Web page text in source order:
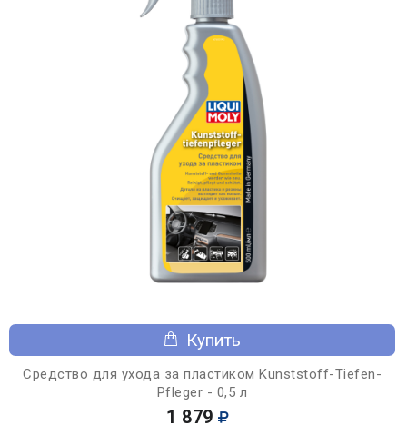
Купить
Средство для ухода за пластиком Kunststoff-Tiefen-
Pfleger - 0,5 л
1 879